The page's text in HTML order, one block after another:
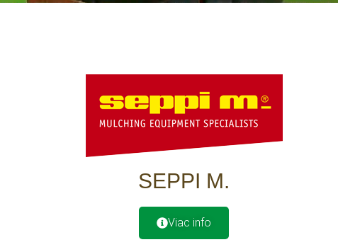
SEPPI M.
Viac info